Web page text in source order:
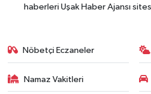
haberleri Uşak Haber Ajansı
Nöbetçi Eczaneler
Namaz Vakitleri